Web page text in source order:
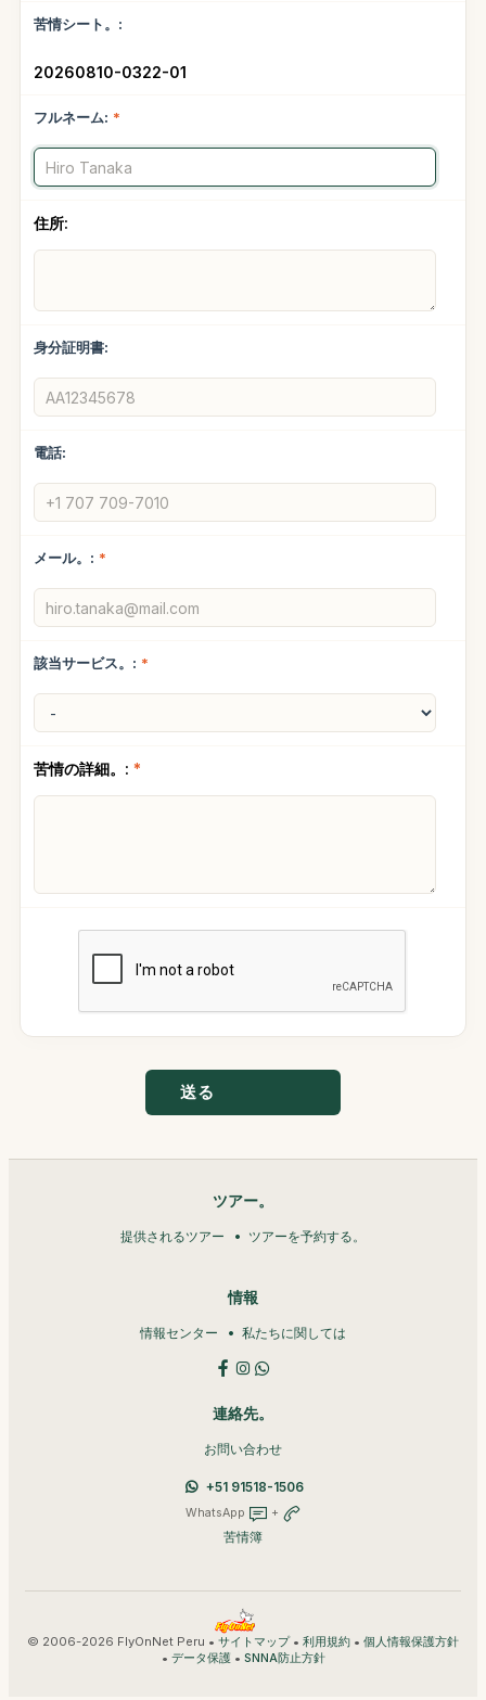
苦情シート。:
20260810-0322-01
フルネーム: *
住所:
身分証明書:
電話:
メール。: *
該当サービス。: *
苦情の詳細。: *
送る
ツアー。
提供されるツアー ツアーを予約する。
情報
情報センター 私たちに関しては
連絡先。
お問い合わせ
+51 91518-1506
WhatsApp +
苦情簿
© 2006-2026 FlyOnNet Peru • サイトマップ• 利用規約 • 個人情報保護方針
• データ保護• SNNA防止方針